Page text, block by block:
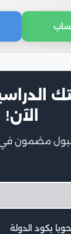
الآن!
مضمون في
بكود الدولة